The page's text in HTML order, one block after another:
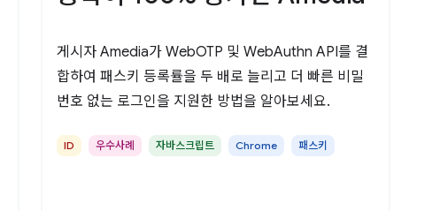
게시자 Amedia가 WebOTP 및 WebAuthn API를 결
합하여 패스키 등록률을 두 배로 늘리고 더 빠른 비밀
번호 없는 로그인을 지원한 방법을 알아보세요.
ID 우수사례 자바스크립트 Chrome 패스키